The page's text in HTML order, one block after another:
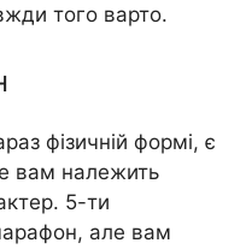
того варто.
фiзичній формі, є
вам належить
5-ти
але вам